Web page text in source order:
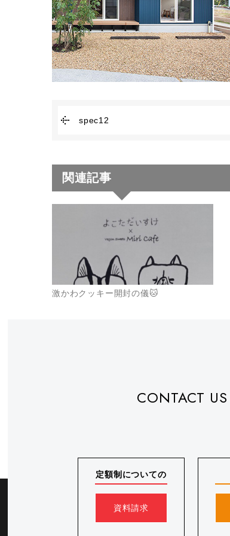
spec12
関連記事
激かわクッキー開封の儀🐱
CONTACT US
定額制についての
資料請求